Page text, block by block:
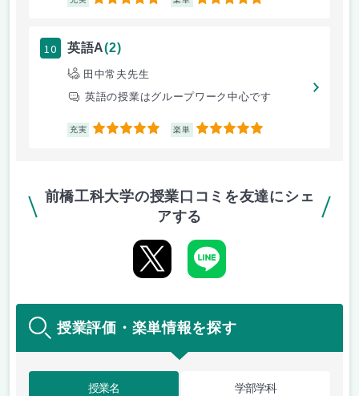
10 英語A(2)
田中常夫先生
英語の授業はグループワーク中心です
充実 5 楽単 5
前橋工科大学の授業口コミを友達にシェ
アする
授業評価・楽単情報を探す
授業名 学部学科